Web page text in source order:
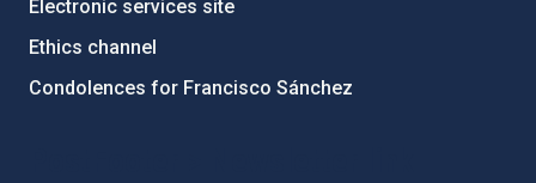
Electronic services site
Ethics channel
Condolences for Francisco Sánchez